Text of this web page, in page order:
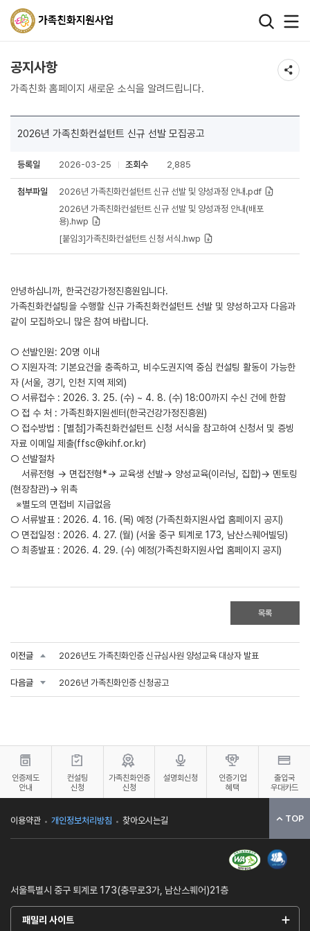
공지사항
가족친화 홈페이지 새로운 소식을 알려드립니다.
2026년 가족친화컨설턴트 신규 선발 모집공고
등록일 2026-03-25 조회수 2,885
첨부파일
2026년 가족친화컨설턴트 신규 선발 및 양성과정 안내.pdf
2026년 가족친화컨설턴트 신규 선발 및 양성과정 안내(배포
용).hwp
[붙임3]가족친화컨설턴트 신청 서식.hwp
안녕하십니까, 한국건강가정진흥원입니다.
가족친화컨설팅을 수행할 신규 가족친화컨설턴트 선발 및 양성하고자 다음과
같이 모집하오니 많은 참여 바랍니다.
○ 선발인원: 20명 이내
○ 지원자격: 기본요건을 충족하고, 비수도권지역 중심 컨설팅 활동이 가능한
자 (서울, 경기, 인천 지역 제외)
○ 서류접수 : 2026. 3. 25. (수) ~ 4. 8. (수) 18:00까지 수신 건에 한함
○ 접 수 처 : 가족친화지원센터(한국건강가정진흥원)
○ 접수방법 : [별첨]가족친화컨설턴트 신청 서식을 참고하여 신청서 및 증빙
자료 이메일 제출(ffsc@kihf.or.kr)
○ 선발절차
서류전형 → 면접전형*→ 교육생 선발→ 양성교육(이러닝, 집합)→ 멘토링
(현장참관)→ 위촉
※별도의 면접비 지급없음
○ 서류발표 : 2026. 4. 16. (목) 예정 (가족친화지원사업 홈페이지 공지)
○ 면접일정 : 2026. 4. 27. (월) (서울 중구 퇴계로 173, 남산스퀘어빌딩)
○ 최종발표 : 2026. 4. 29. (수) 예정(가족친화지원사업 홈페이지 공지)
목록
이전글 2026년도 가족친화인증 신규심사원 양성교육 대상자 발표
다음글 2026년 가족친화인증 신청공고
인증제도
안내
컨설팅
신청
가족친화인증
신청
설명회신청
인증기업
혜택
출입국
우대카드
TOP
이용약관 개인정보처리방침 찾아오시는길
서울특별시 중구 퇴계로 173(충무로3가, 남산스퀘어)21층
패밀리 사이트